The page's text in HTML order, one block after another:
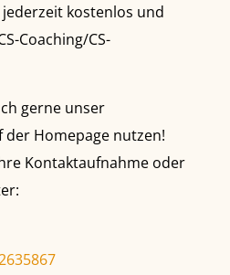
kostenlos und
Coaching/CS-
gerne unser
Homepage nutzen!
Kontaktaufnahme oder